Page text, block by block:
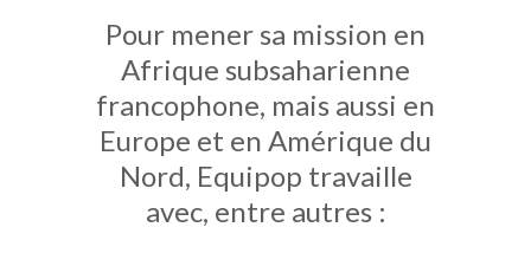
Pour mener sa mission en
Afrique subsaharienne
francophone, mais aussi en
Europe et en Amérique du
Nord, Equipop travaille
avec, entre autres :